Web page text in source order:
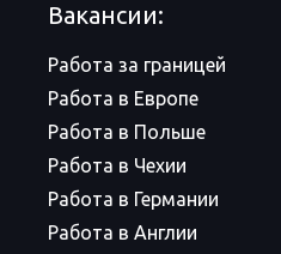
Вакансии:
Работа за границей
Работа в Европе
Работа в Польше
Работа в Чехии
Работа в Германии
Работа в Англии